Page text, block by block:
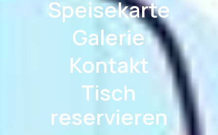
Speisekarte
Galerie
Kontakt
Tisch
reservieren